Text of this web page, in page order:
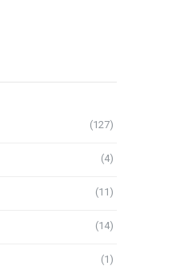
(127)
(4)
(11)
(14)
(1)